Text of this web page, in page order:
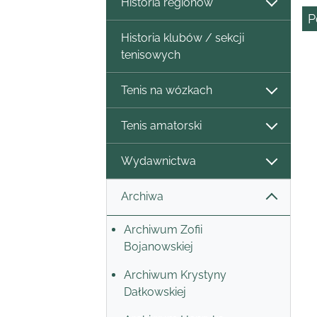
Historia klubów / sekcji
tenisowych
Tenis na wózkach
Tenis amatorski
Wydawnictwa
Archiwa
Archiwum Zofii
Bojanowskiej
Archiwum Krystyny
Dałkowskiej